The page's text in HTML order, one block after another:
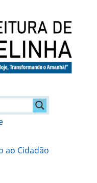
ao Cidadão